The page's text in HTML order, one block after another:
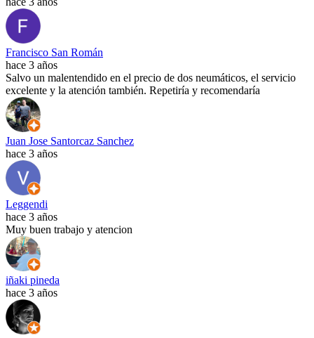
Francisco San Román
hace 3 años
Salvo un malentendido en el precio de dos neumáticos, el servicio
excelente y la atención también. Repetiría y recomendaría
Juan Jose Santorcaz Sanchez
hace 3 años
Leggendi
hace 3 años
Muy buen trabajo y atencion
iñaki pineda
hace 3 años